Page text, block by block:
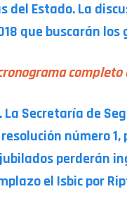
del Estado. La
que buscarán los
Secretaría de
número
perderán
el Isbic por